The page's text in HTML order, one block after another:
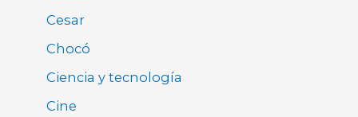
Cesar
Chocó
Ciencia y tecnología
Cine